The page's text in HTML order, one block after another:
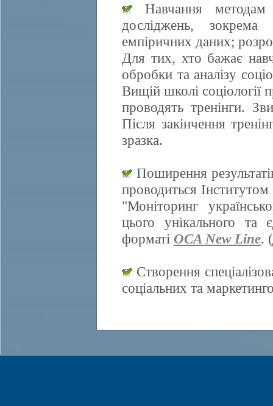
Навчання методам
досліджень, зокрема
емпіричних даних;
Для тих, хто бажає
обробки та аналізу
Вищій школі соціології
проводять тренінги.
Після закінчення
зразка.
Поширення
проводиться Інститутом
"Моніторинг
цього унікального та
форматі OCA New Line. (
Створення
соціальних та